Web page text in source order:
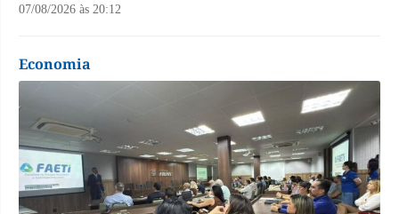
07/08/2026 às 20:12
Economia